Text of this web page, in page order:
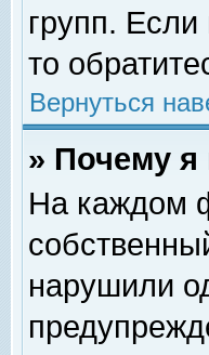
групп.
то
Вернуться
» Почему я
На каждом
нарушили